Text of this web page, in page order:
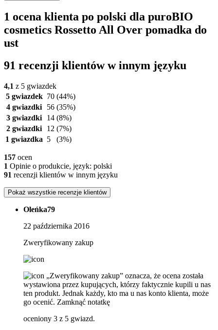
1 ocena klienta po polski dla puroBIO
cosmetics Rossetto All Over pomadka do
ust
91 recenzji klientów w innym języku
4,1 z 5 gwiazdek
5 gwiazdek 70 (44%)
4 gwiazdki
56 (35%)
3 gwiazdki
14 (8%)
2 gwiazdki
12 (7%)
1 gwiazdka 5 (3%)
157 ocen
1 Opinie o produkcie, język: polski
91 recenzji klientów w innym języku
Pokaż wszystkie recenzje klientów
Oleńka79
22 października 2016
Zweryfikowany zakup
„Zweryfikowany zakup” oznacza, że ​​ocena została
wystawiona przez kupujących, którzy faktycznie kupili u nas
ten produkt. Jednak każdy, kto ma u nas konto klienta, może
go ocenić. Zamknąć notatkę
oceniony 3 z 5 gwiazd.